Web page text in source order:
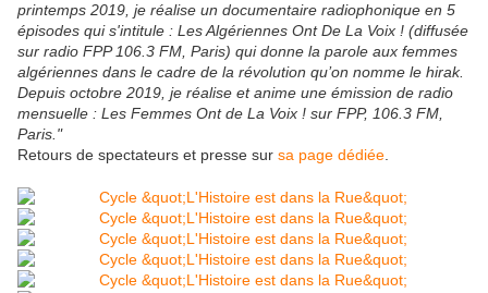
printemps 2019, je réalise un documentaire radiophonique en 5
épisodes qui s'intitule : Les Algériennes Ont De La Voix ! (diffusée
sur radio FPP 106.3 FM, Paris) qui donne la parole aux femmes
algériennes dans le cadre de la révolution qu’on nomme le hirak.
Depuis octobre 2019, je réalise et anime une émission de radio
mensuelle : Les Femmes Ont de La Voix ! sur FPP, 106.3 FM,
Paris."
Retours de spectateurs et presse sur sa page dédiée